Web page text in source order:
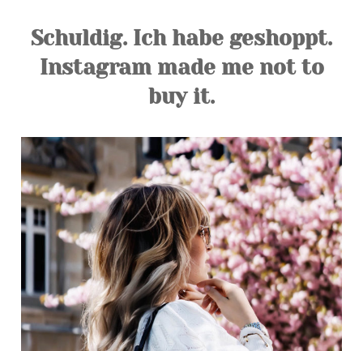
Schuldig. Ich habe geshoppt.
Instagram made me not to
buy it.